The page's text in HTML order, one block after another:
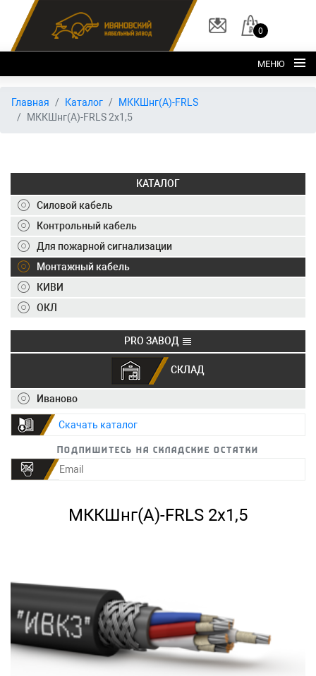
0
МЕНЮ
Главная
О заводе
Склад
ОКЛ
Вакансии
Контакты
+7 (495) 150-40-20
info@ivkz.ru
Главная Каталог
МККШнг(А)-FRLS
МККШнг(А)-FRLS 2х1,5
КАТАЛОГ
Силовой кабель
Контрольный кабель
Для пожарной сигнализации
Монтажный кабель
КИВИ
ОКЛ
PRO ЗАВОД
СКЛАД
Иваново
Скачать каталог
Подпишитесь на складские остатки
МККШнг(А)-FRLS 2х1,5